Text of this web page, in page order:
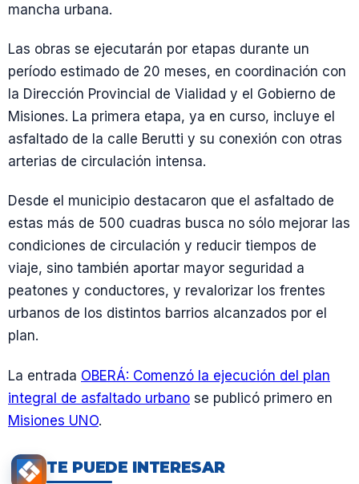
mancha urbana.
Las obras se ejecutarán por etapas durante un
período estimado de 20 meses, en coordinación con
la Dirección Provincial de Vialidad y el Gobierno de
Misiones. La primera etapa, ya en curso, incluye el
asfaltado de la calle Berutti y su conexión con otras
arterias de circulación intensa.
Desde el municipio destacaron que el asfaltado de
estas más de 500 cuadras busca no sólo mejorar las
condiciones de circulación y reducir tiempos de
viaje, sino también aportar mayor seguridad a
peatones y conductores, y revalorizar los frentes
urbanos de los distintos barrios alcanzados por el
plan.
La entrada OBERÁ: Comenzó la ejecución del plan
integral de asfaltado urbano se publicó primero en
Misiones UNO.
TE PUEDE INTERESAR